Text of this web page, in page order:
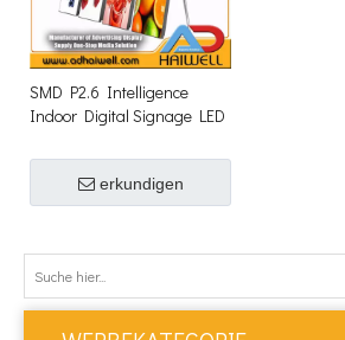
SMD P2.6 Intelligence
Indoor Digital Signage LED
erkundigen